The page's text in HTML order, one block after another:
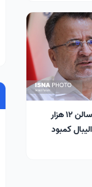
سالن ۱۸ هزار نفری به جای سالن ۱۲ هزار
کمبود